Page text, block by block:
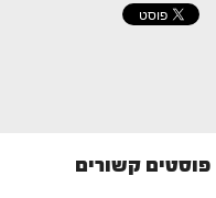
פוסטים קשורים